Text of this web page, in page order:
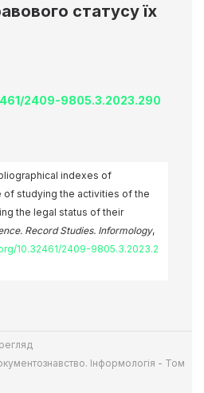
статусу їх
2409-9805.3.2023.290
indexes of
of studying the activities of the
the legal status of their
Record Studies. Informology,
10.32461/2409-9805.3.2023.2
Інформологія - Том